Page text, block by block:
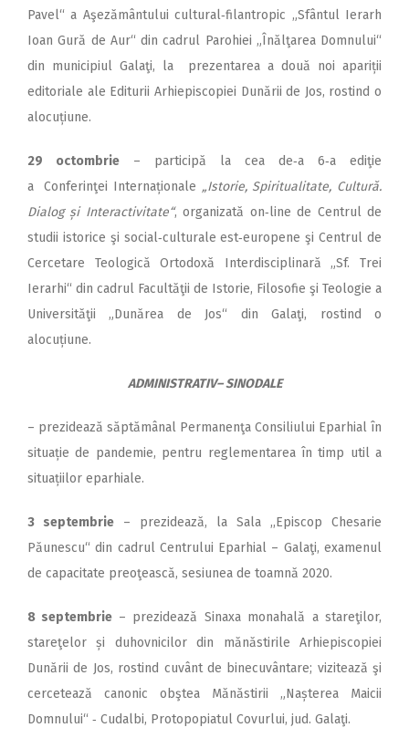
Pavel“ a Aşezământului cultural‑filantropic „Sfântul Ierarh
Ioan Gură de Aur“ din cadrul Parohiei „Înălţarea Domnului“
din municipiul Galaţi, la prezentarea a două noi apariții
editoriale ale Editurii Arhiepiscopiei Dunării de Jos, rostind o
alocuțiune.
29 octombrie – participă la cea de‑a 6‑a ediţie
a Conferinţei Internaționale „Istorie, Spiritualitate, Cultură.
Dialog și Interactivitate“, organizată on‑line de Centrul de
studii istorice şi social‑culturale est‑europene şi Centrul de
Cercetare Teologică Ortodoxă Interdisciplinară „Sf. Trei
Ierarhi“ din cadrul Facultăţii de Istorie, Filosofie şi Teologie a
Universităţii „Dunărea de Jos“ din Galaţi, rostind o
alocuțiune.
ADMINISTRATIV– SINODALE
– prezidează săptămânal Per­manenţa Consiliului Eparhial în
situație de pandemie, pentru reglementarea în timp util a
situațiilor eparhiale.
3 septembrie – prezidează, la Sala ,,Episcop Chesarie
Păunescu“ din cadrul Centrului Eparhial – Galaţi, examenul
de capacitate preoţească, sesiunea de toamnă 2020.
8 septembrie – prezidează Sinaxa monahală a stareţilor,
stareţelor și duhovnicilor din mănăstirile Arhiepiscopiei
Dunării de Jos, rostind cuvânt de binecuvântare; vizitează şi
cercetează canonic obştea Mănăstirii „Nașterea Maicii
Domnului“ ‑ Cudalbi, Pro­topopiatul Covurlui, jud. Galaţi.